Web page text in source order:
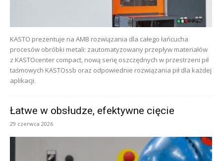
KASTO prezentuje na AMB rozwiązania dla całego łańcucha
procesów obróbki metali: zautomatyzowany przepływ materiałów
z KASTOcenter compact, nową serię oszczędnych w przestrzeni pił
taśmowych KASTOssb oraz odpowiednie rozwiązania pił dla każdej
aplikacji.
Łatwe w obsłudze, efektywne cięcie
29 czerwca 2026